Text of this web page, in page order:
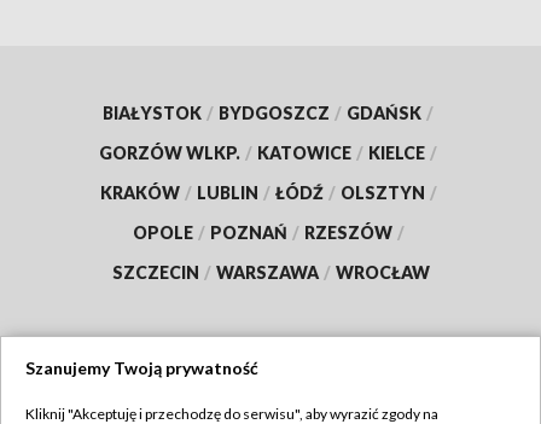
BIAŁYSTOK / BYDGOSZCZ / GDAŃSK /
GORZÓW WLKP. / KATOWICE / KIELCE /
KRAKÓW / LUBLIN / ŁÓDŹ / OLSZTYN /
OPOLE / POZNAŃ / RZESZÓW /
SZCZECIN / WARSZAWA / WROCŁAW
Szanujemy Twoją prywatność
Kliknij "Akceptuję i przechodzę do serwisu", aby wyrazić zgody na